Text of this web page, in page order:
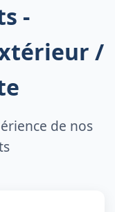
-
/
de nos